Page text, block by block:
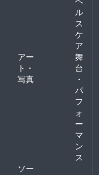
ル
ス
ケ
ア
アー
ト・
写真
舞
台
・
パ
フ
ォ
ー
マ
ン
ス
ソー